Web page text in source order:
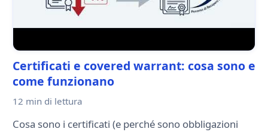
Certificati e covered warrant: cosa sono e
come funzionano
12 min di lettura
Cosa sono i certificati (e perché sono obbligazioni